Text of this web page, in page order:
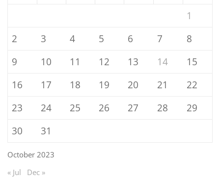
October 2023
1
2
3 4 5 6 7
8
9
10 11 12 13 14
15
16
17 18 19 20 21
22
23
24 25 26 27 28
29
30
31
« Jul Dec »